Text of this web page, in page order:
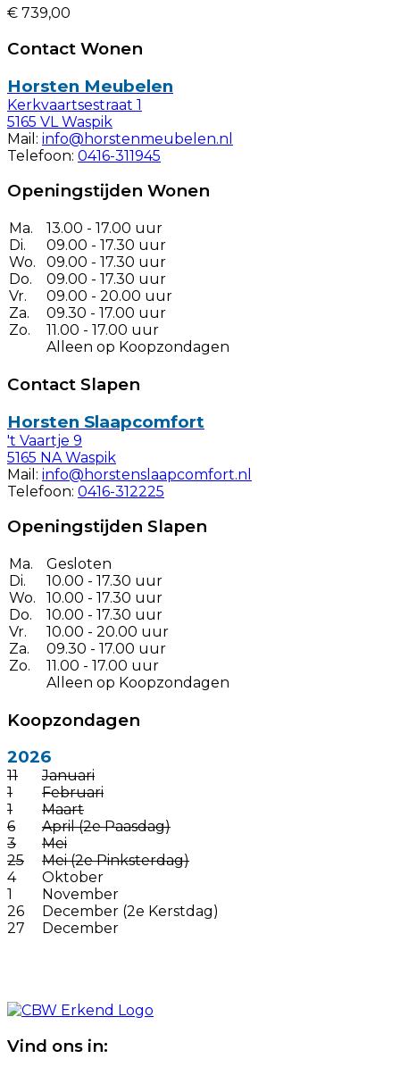
€ 739,00
Contact Wonen
Horsten Meubelen
Kerkvaartsestraat 1
5165 VL Waspik
Mail: info@horstenmeubelen.nl
Telefoon: 0416-311945
Openingstijden Wonen
Ma.
Di.
Wo.
Do.
Vr.
Za.
Zo.
13.00 - 17.00 uur
09.00 - 17.30 uur
09.00 - 17.30 uur
09.00 - 17.30 uur
09.00 - 20.00 uur
09.30 - 17.00 uur
11.00 - 17.00 uur
Alleen op Koopzondagen
Contact Slapen
Horsten Slaapcomfort
't Vaartje 9
5165 NA Waspik
Mail: info@horstenslaapcomfort.nl
Telefoon: 0416-312225
Openingstijden Slapen
Ma.
Di.
Wo.
Do.
Vr.
Za.
Zo.
Gesloten
10.00 - 17.30 uur
10.00 - 17.30 uur
10.00 - 17.30 uur
10.00 - 20.00 uur
09.30 - 17.00 uur
11.00 - 17.00 uur
Alleen op Koopzondagen
Koopzondagen
2026
11
Januari
1
Februari
1
Maart
6
April (2e Paasdag)
3
Mei
25
Mei (2e Pinksterdag)
4
Oktober
1
November
26
December (2e Kerstdag)
27
December
Vind ons in: